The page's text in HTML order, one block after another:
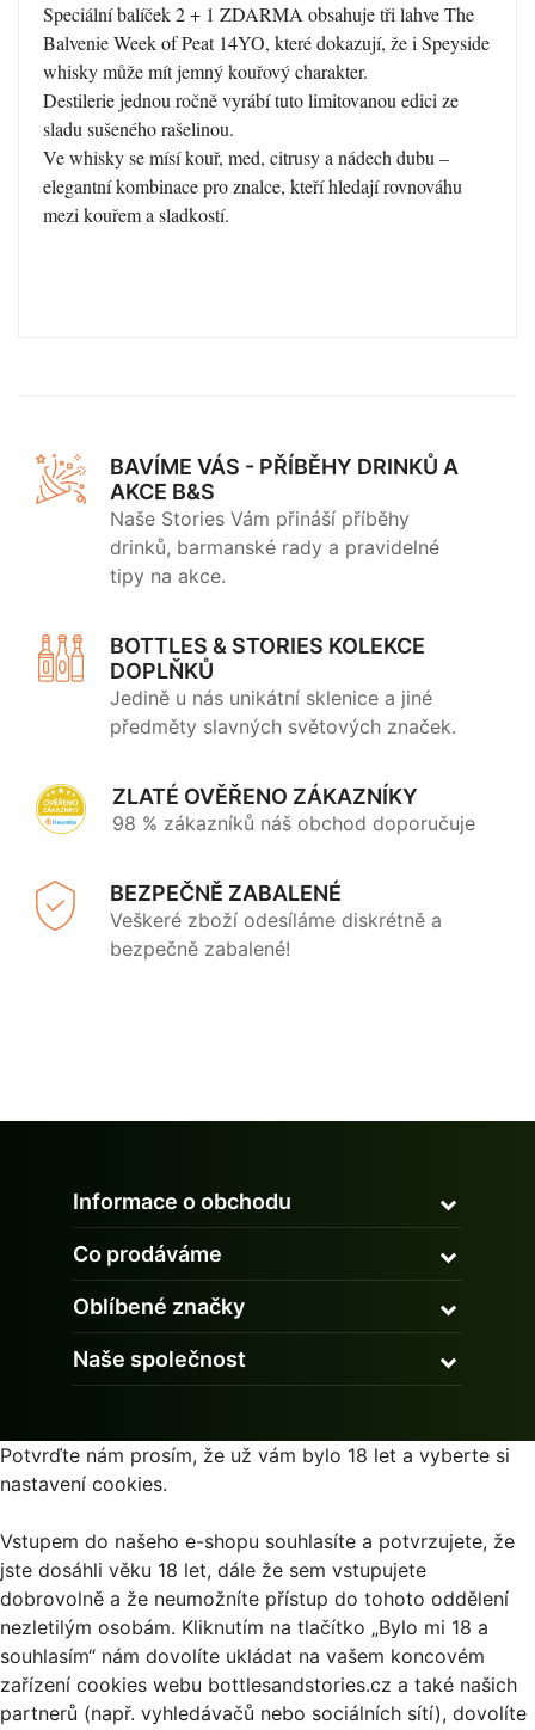
Speciální balíček 2 + 1 ZDARMA obsahuje tři lahve The
Balvenie Week of Peat 14YO, které dokazují, že i Speyside
whisky může mít jemný kouřový charakter.
Destilerie jednou ročně vyrábí tuto limitovanou edici ze
sladu sušeného rašelinou.
Ve whisky se mísí kouř, med, citrusy a nádech dubu –
elegantní kombinace pro znalce, kteří hledají rovnováhu
mezi kouřem a sladkostí.
BAVÍME VÁS - PŘÍBĚHY DRINKŮ A
AKCE B&S
Naše Stories Vám přináší příběhy
drinků, barmanské rady a pravidelné
tipy na akce.
BOTTLES & STORIES KOLEKCE
DOPLŇKŮ
Jedině u nás unikátní sklenice a jiné
předměty slavných světových značek.
ZLATÉ OVĚŘENO ZÁKAZNÍKY
98 % zákazníků náš obchod doporučuje
BEZPEČNĚ ZABALENÉ
Veškeré zboží odesíláme diskrétně a
bezpečně zabalené!
Informace o obchodu
Co prodáváme
Oblíbené značky
Naše společnost
Potvrďte nám prosím, že už vám bylo 18 let a vyberte si
nastavení cookies.
Vstupem do našeho e-shopu souhlasíte a potvrzujete, že
jste dosáhli věku 18 let, dále že sem vstupujete
dobrovolně a že neumožníte přístup do tohoto oddělení
nezletilým osobám. Kliknutím na tlačítko „Bylo mi 18 a
souhlasím“ nám dovolíte ukládat na vašem koncovém
zařízení cookies webu bottlesandstories.cz a také našich
partnerů (např. vyhledávačů nebo sociálních sítí), dovolíte